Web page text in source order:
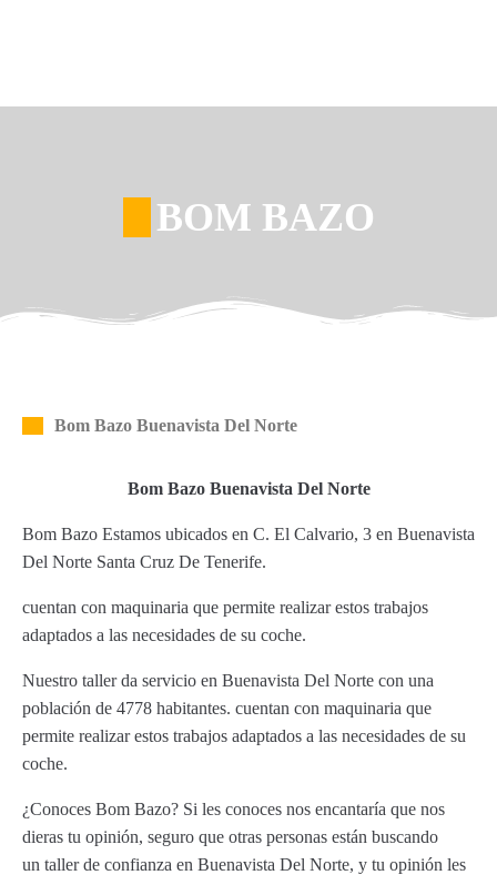
BOM BAZO
Bom Bazo Buenavista Del Norte
Bom Bazo Buenavista Del Norte
Bom Bazo Estamos ubicados en C. El Calvario, 3 en Buenavista
Del Norte Santa Cruz De Tenerife.
cuentan con maquinaria que permite realizar estos trabajos
adaptados a las necesidades de su coche.
Nuestro taller da servicio en Buenavista Del Norte con una
población de 4778 habitantes. cuentan con maquinaria que
permite realizar estos trabajos adaptados a las necesidades de su
coche.
¿Conoces Bom Bazo? Si les conoces nos encantaría que nos
dieras tu opinión, seguro que otras personas están buscando
un taller de confianza en Buenavista Del Norte, y tu opinión les